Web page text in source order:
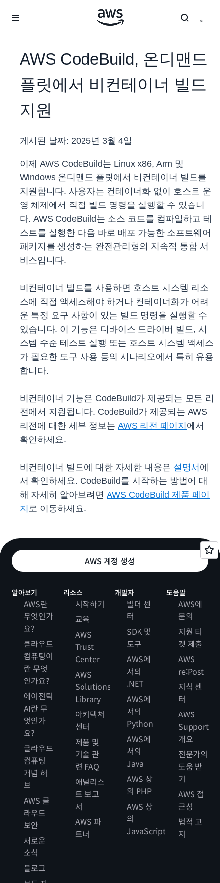
AWS CodeBuild, 온디맨드
플릿에서 비컨테이너 빌드
지원
게시된 날짜: 2025년 3월 4일
이제 AWS CodeBuild는 Linux x86, Arm 및
Windows 온디맨드 플릿에서 비컨테이너 빌드를
지원합니다. 사용자는 컨테이너화 없이 호스트 운
영 체제에서 직접 빌드 명령을 실행할 수 있습니
다. AWS CodeBuild는 소스 코드를 컴파일하고 테
스트를 실행한 다음 바로 배포 가능한 소프트웨어
패키지를 생성하는 완전관리형의 지속적 통합 서
비스입니다.
비컨테이너 빌드를 사용하면 호스트 시스템 리소
스에 직접 액세스해야 하거나 컨테이너화가 어려
운 특정 요구 사항이 있는 빌드 명령을 실행할 수
있습니다. 이 기능은 디바이스 드라이버 빌드, 시
스템 수준 테스트 실행 또는 호스트 시스템 액세스
가 필요한 도구 사용 등의 시나리오에서 특히 유용
합니다.
비컨테이너 기능은 CodeBuild가 제공되는 모든 리
전에서 지원됩니다. CodeBuild가 제공되는 AWS
리전에 대한 세부 정보는 AWS 리전 페이지 에서
확인하세요.
비컨테이너 빌드에 대한 자세한 내용은 설명서 에
서 확인하세요. CodeBuild를 시작하는 방법에 대
해 자세히 알아보려면 AWS CodeBuild 제품 페이
지 로 이동하세요.
AWS 계정 생성
알아보기
AWS란
무엇인가
요?
클라우드
컴퓨팅이
란 무엇
인가요?
에이전틱
AI란 무
엇인가
요?
클라우드
컴퓨팅
개념 허
브
AWS 클
라우드
보안
새로운
소식
블로그
리소스
시작하기
교육
AWS
Trust
Center
AWS
Solutions
Library
아키텍처
센터
제품 및
기술 관
련 FAQ
애널리스
트 보고
서
AWS 파
트너
개발자
빌더 센
터
SDK 및
도구
AWS에
서의
.NET
AWS에
서의
Python
AWS에
서의
Java
AWS 상
의 PHP
AWS 상
의
JavaScript
도움말
AWS에
문의
지원 티
켓 제출
AWS
re:Post
지식 센
터
AWS
Support
개요
전문가의
도움 받
기
AWS 접
근성
법적 고
지